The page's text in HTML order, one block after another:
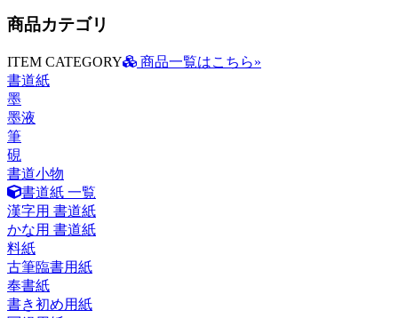
商品カテゴリ
ITEM CATEGORY
商品一覧はこちら»
書道紙
墨
墨液
筆
硯
書道小物
書道紙 一覧
漢字用 書道紙
かな用 書道紙
料紙
古筆臨書用紙
奉書紙
書き初め用紙